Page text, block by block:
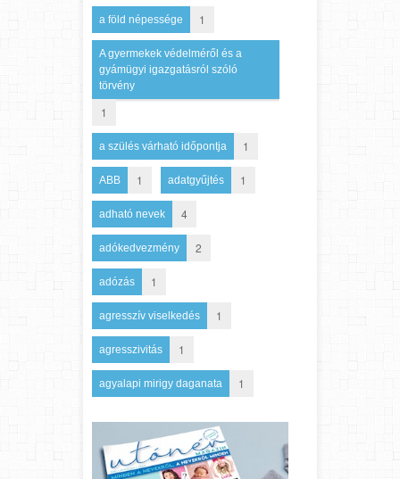
a föld népessége 1
A gyermekek védelméről és a
gyámügyi igazgatásról szóló
törvény
1
a szülés várható időpontja 1
ABB 1 adatgyűjtés 1
adható nevek 4
adókedvezmény 2
adózás 1
agresszív viselkedés 1
agresszivitás 1
agyalapi mirigy daganata 1